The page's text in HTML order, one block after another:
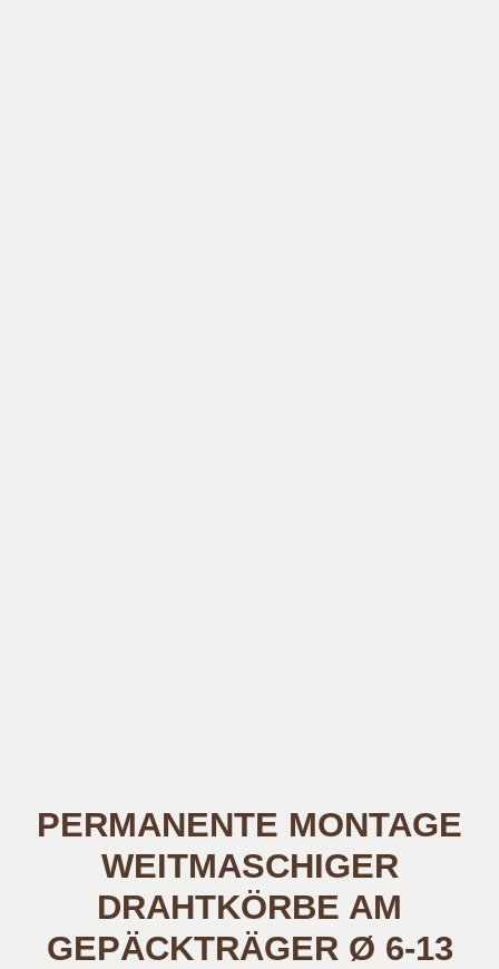
PERMANENTE MONTAGE
WEITMASCHIGER
DRAHTKÖRBE AM
GEPÄCKTRÄGER Ø 6-13